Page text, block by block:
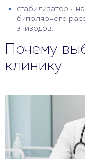
стабилизаторы
биполярного
эпизодов.
Почему
клинику